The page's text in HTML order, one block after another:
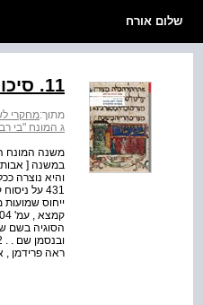
שלום אורח
11. סיכום ההיקרויות של המונח "ברבי" בספרות התלמודית
מתוך:מחקרי
ג המונח "בי
משנה המונח
במשנה [ אבות
והיא נוצרה
ראה פרידמן ,